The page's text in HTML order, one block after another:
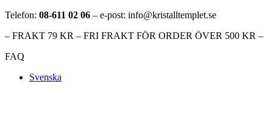
Telefon: 08-611 02 06 – e-post: info@kristalltemplet.se
– FRAKT 79 KR – FRI FRAKT FÖR ORDER ÖVER 500 KR –
FAQ
Svenska